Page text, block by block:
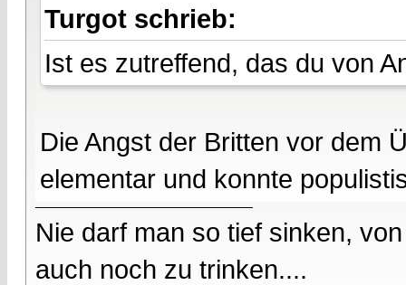
Turgot schrieb:
Ist es zutreffend, das du von
Die Angst der Britten vor dem
elementar und konnte
Nie darf man so tief sinken,
auch noch zu trinken....